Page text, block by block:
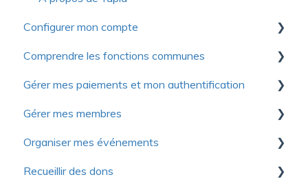
Configurer mon compte
Premiers pas
Compte
Facturation
Licences et utilisateurs
Questions fréquentes
Comprendre les fonctions communes
Communications
Formulaires
Images et médias
Questions fréquentes
Gérer mes paiements et mon authentification
Authentification
Modes de paiement
Contribution volontaire et commission
Gérer mes membres
Premiers pas
Importer les membres
Organiser mes événements
Premiers pas
Recueillir des dons